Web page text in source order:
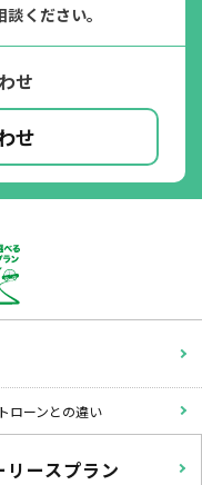
バンパー
ください。
せ
せ
ローンとの違い
リースプラン